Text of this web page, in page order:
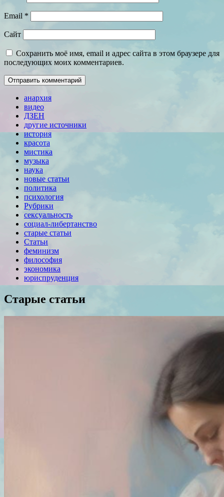
Email *
Сайт
Сохранить моё имя, email и адрес сайта в этом браузере для
последующих моих комментариев.
анархия
видео
ДЗЕН
другие источники
история
красота
мистика
музыка
наука
новые статьи
политика
психология
Рубрики
сексуальность
социал-либертанство
старые статьи
Статьи
феминизм
философия
экономика
юриспруденция
Старые статьи